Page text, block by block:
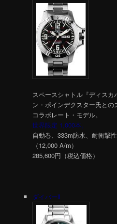
スペースシャトル『ディス
ン・ポインデクスター氏と
コラボレート・モデル。
世界限定 1,000本。
自動巻、333m防水、耐衝撃
（12,000 A/m）
285,600円（税込価格）
ダイバーll